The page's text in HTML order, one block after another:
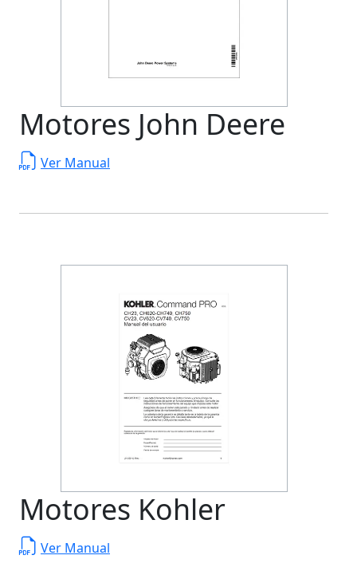
Motores John Deere
Ver Manual
Motores Kohler
Ver Manual